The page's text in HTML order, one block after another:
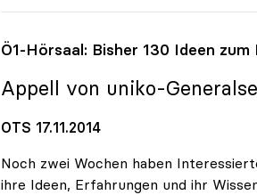
Ö1-Hörsaal: Bisher 130 Ideen
Appell von uniko-
OTS 17.11.2014
Noch zwei Wochen haben
ihre Ideen, Erfahrungen und ihr